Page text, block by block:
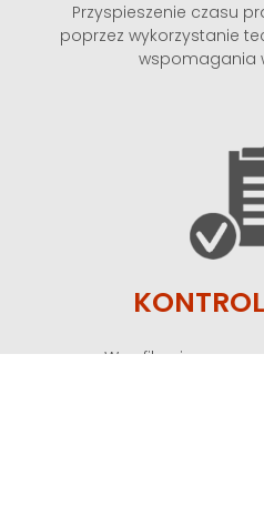
Przyspieszenie czasu
poprzez wykorzystanie
wspomagania
Weryfikacja